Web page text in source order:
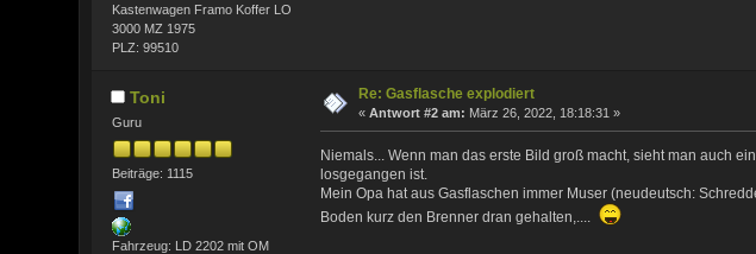
Kastenwagen Framo Koffer LO
3000 MZ 1975
PLZ: 99510
Toni
Guru
Beiträge: 1115
Fahrzeug: LD 2202 mit OM
Re: Gasflasche explodiert
«Antwort #2 am: März 26, 2022, 18:18:31 »
Niemals... Wenn man das erste Bild groß macht, sieht man auch
losgegangen ist.
Mein Opa hat aus Gasflaschen immer Muser (neudeutsch:
Boden kurz den Brenner dran gehalten,....